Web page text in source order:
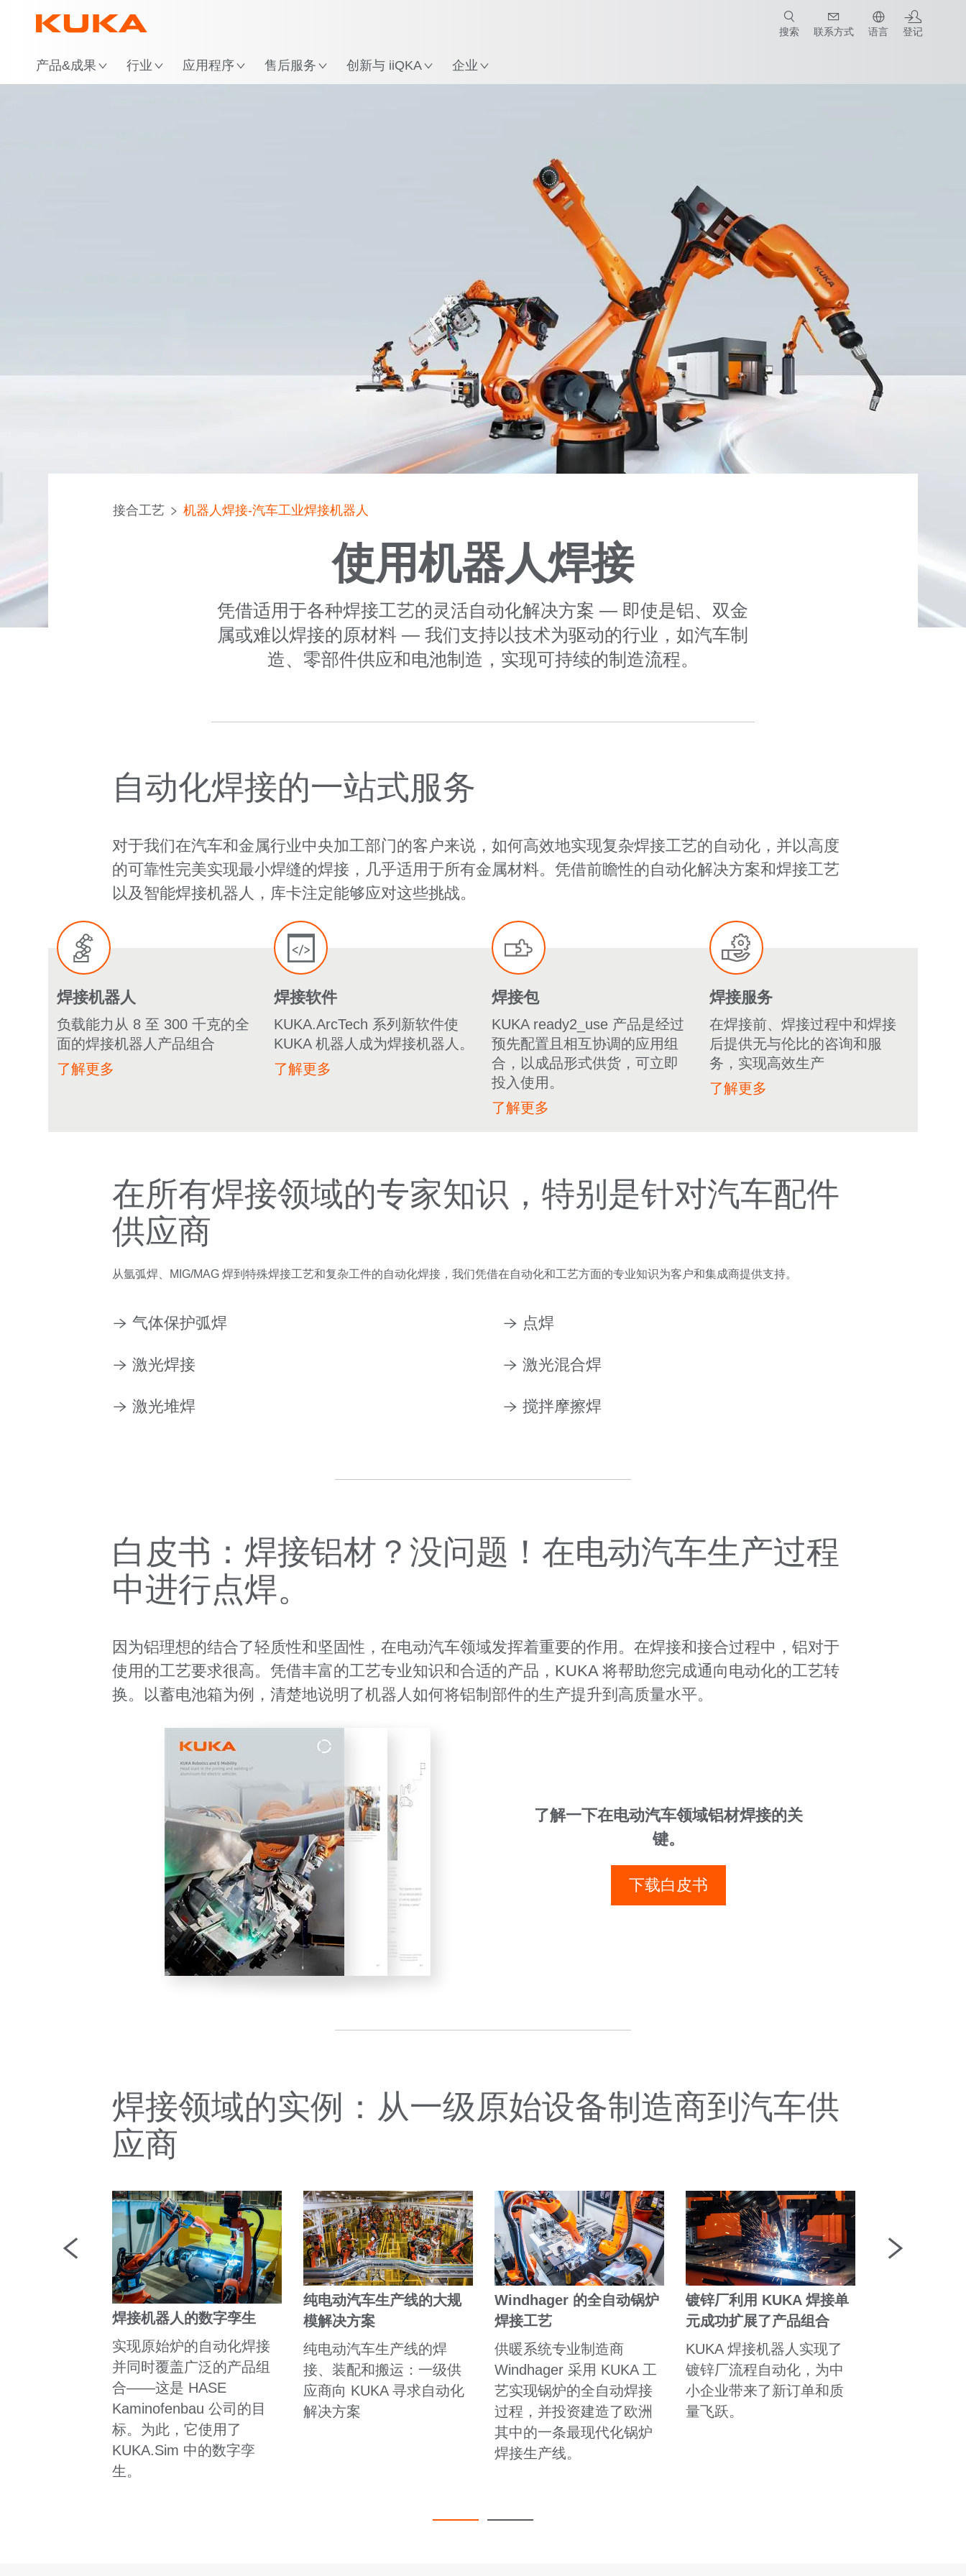
产品&成果 行业 应用程序 售后服务 创新与 iiQKA 企业
搜索 联系方式 语言 登记
焊接工艺 白皮书 客户案例
接合工艺 机器人焊接-汽车工业焊接机器人
使用机器人焊接
凭借适用于各种焊接工艺的灵活自动化解决方案 — 即使是铝、双金
属或难以焊接的原材料 — 我们支持以技术为驱动的行业，如汽车制
造、零部件供应和电池制造，实现可持续的制造流程。
自动化焊接的一站式服务
对于我们在汽车和金属行业中央加工部门的客户来说，如何高效地实现复杂焊接工艺的自动化，并以高度
的可靠性完美实现最小焊缝的焊接，几乎适用于所有金属材料。凭借前瞻性的自动化解决方案和焊接工艺
以及智能焊接机器人，库卡注定能够应对这些挑战。
焊接机器人
负载能力从 8 至 300 千克的全
面的焊接机器人产品组合
了解更多
焊接软件
KUKA.ArcTech 系列新软件使
KUKA 机器人成为焊接机器人。
了解更多
焊接包
KUKA ready2_use 产品是经过
预先配置且相互协调的应用组
合，以成品形式供货，可立即
投入使用。
了解更多
焊接服务
在焊接前、焊接过程中和焊接
后提供无与伦比的咨询和服
务，实现高效生产
了解更多
在所有焊接领域的专家知识，特别是针对汽车配件
供应商
从氩弧焊、MIG/MAG 焊到特殊焊接工艺和复杂工件的自动化焊接，我们凭借在自动化和工艺方面的专业知识为客户和集成商提供支持。
气体保护弧焊 点焊
激光焊接 激光混合焊
激光堆焊 搅拌摩擦焊
白皮书：焊接铝材？没问题！在电动汽车生产过程
中进行点焊。
因为铝理想的结合了轻质性和坚固性，在电动汽车领域发挥着重要的作用。在焊接和接合过程中，铝对于
使用的工艺要求很高。凭借丰富的工艺专业知识和合适的产品，KUKA 将帮助您完成通向电动化的工艺转
换。以蓄电池箱为例，清楚地说明了机器人如何将铝制部件的生产提升到高质量水平。
了解一下在电动汽车领域铝材焊接的关
键。
下载白皮书
焊接领域的实例：从一级原始设备制造商到汽车供
应商
焊接机器人的数字孪生
实现原始炉的自动化焊接
并同时覆盖广泛的产品组
合——这是 HASE
Kaminofenbau 公司的目
标。为此，它使用了
KUKA.Sim 中的数字孪
生。
纯电动汽车生产线的大规
模解决方案
纯电动汽车生产线的焊
接、装配和搬运：一级供
应商向 KUKA 寻求自动化
解决方案
Windhager 的全自动锅炉
焊接工艺
供暖系统专业制造商
Windhager 采用 KUKA 工
艺实现锅炉的全自动焊接
过程，并投资建造了欧洲
其中的一条最现代化锅炉
焊接生产线。
镀锌厂利用 KUKA 焊接单
元成功扩展了产品组合
KUKA 焊接机器人实现了
镀锌厂流程自动化，为中
小企业带来了新订单和质
量飞跃。